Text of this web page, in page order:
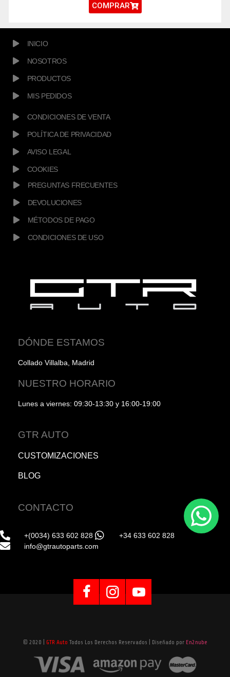
COMPRAR
INICIO
NOSOTROS
PRODUCTOS
MIS PEDIDOS
CONDICIONES DE VENTA
POLÍTICA DE PRIVACIDAD
AVISO LEGAL
COOKIES
PREGUNTAS FRECUENTES
DEVOLUCIONES
MÉTODOS DE PAGO
CONDICIONES DE USO
DÓNDE ESTAMOS
Collado Villalba, Madrid
NUESTRO HORARIO
Lunes a viernes: 09:30-13:30 y 16:00-19:00
GTR AUTO
CUSTOMIZACIONES
BLOG
CONTACTO
+(0034) 633 602 828
+34 633 602 828
info@gtrautoparts.com
© 2020 | GTR Auto Todos Los Derechos Reservados | Diseñado por En2nube